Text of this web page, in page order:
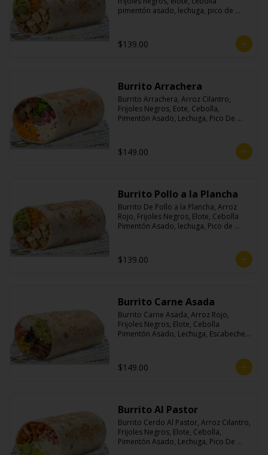
pimentón asado, lechuga, pico de
$139.00
Burrito Arrachera
Burrito Arrachera, Arroz Cilantro,
Frijoles Negros, Eote, Cebolla,
Pimentón Asado, Lechuga, Pico De
$149.00
Burrito Pollo a la Plancha
Burrito De Pollo a la Plancha, Arroz
Rojo, Frijoles Negros, Elote, Cebolla
Pimentón Asado, lechuga, Pico de
$139.00
Burrito Carne Asada
Burrito Carne Asada, Arroz Rojo,
Frijoles Negros, Elote, Cebolla
Pimentón Asado, Lechuga, Escabeche
$149.00
Burrito Al Pastor
Burrito Cerdo Al Pastor, Arroz Cilantro,
Frijoles Negros, Elote, Cebolla,
Pimentón Asado, Lechuga, Pico De